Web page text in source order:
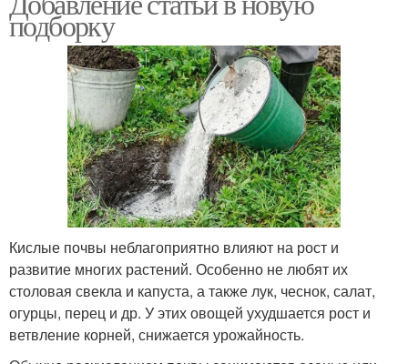
подборку
Кислые почвы неблагоприятно влияют на рост и
развитие многих растений. Особенно не любят их
столовая свекла и капуста, а также лук, чеснок, салат,
огурцы, перец и др. У этих овощей ухудшается рост и
ветвление корней, снижается урожайность.